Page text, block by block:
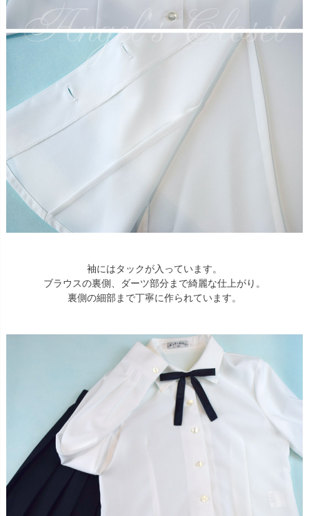
袖にはタックが入っています。
ブラウスの裏側、ダーツ部分まで綺麗な仕上がり。
裏側の細部まで丁寧に作られています。